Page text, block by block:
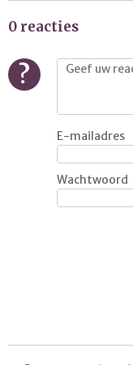
0 reacties
?
E-mailadres
Wachtwoord